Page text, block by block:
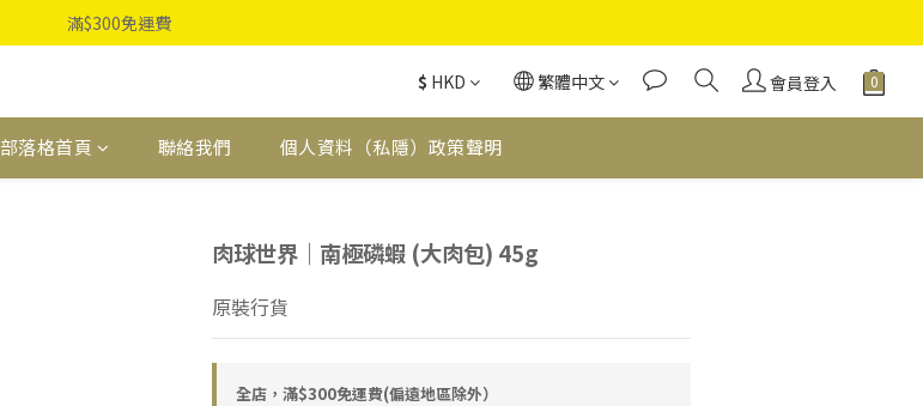
滿$300免運費
$ HKD 繁體中文 會員登入
部落格首頁 聯絡我們 個人資料（私隱）政策聲明
肉球世界｜南極磷蝦 (大肉包) 45g
原裝行貨
全店，滿$300免運費(偏遠地區除外）